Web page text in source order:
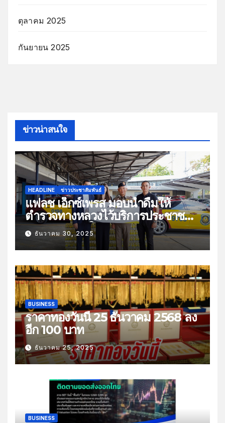
ตุลาคม 2025
กันยายน 2025
ข่าวน่าสนใจ
HEADLINE ข่าวประชาสัมพันธ์
แฟลช เอ็กซ์เพรส มอบน้ำดื่มให้
ตำรวจทางหลวงไว้บริการประชาชน
ช่วงเทศกาลปีใหม่
ธันวาคม 30, 2025
BUSINESS
ราคาทองวันนี้ 25 ธันวาคม 2568 ลง
อีก 100 บาท
ธันวาคม 25, 2025
BUSINESS